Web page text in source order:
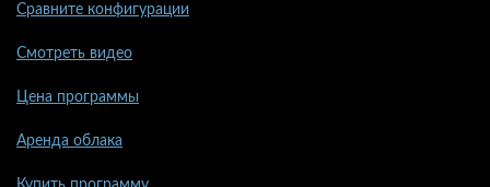
Сравните конфигурации
Смотреть видео
Цена программы
Аренда облака